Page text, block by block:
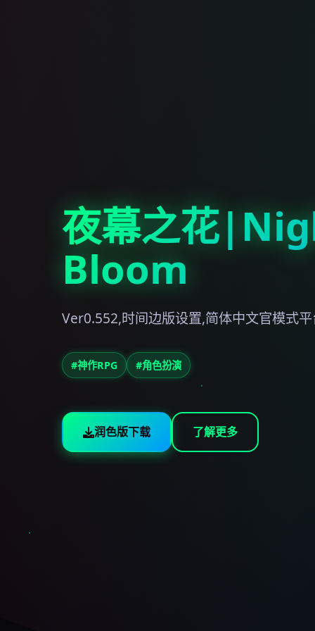
夜幕之花
Bloom
Ver0.552,时间边版设置,简体中文官模式
#神作RPG #角色扮演
润色版下载 了解更多